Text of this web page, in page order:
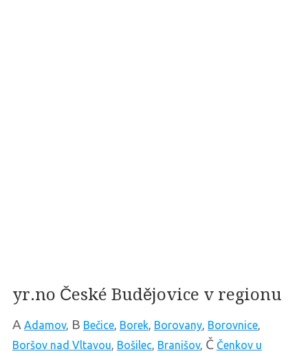
yr.no České Budějovice v regionu
A Adamov, B Bečice, Borek, Borovany, Borovnice,
Boršov nad Vltavou, Bošilec, Branišov, Č Čenkov u